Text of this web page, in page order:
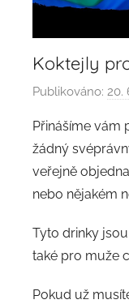
Koktejly
Publikováno: 20.
Přinášíme vám
žádný
veřejně
nebo nějakém
Tyto drinky
také pro muže
Pokud už